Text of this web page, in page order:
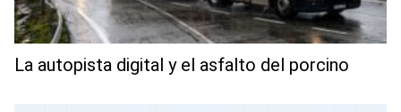
La autopista digital y el asfalto del porcino